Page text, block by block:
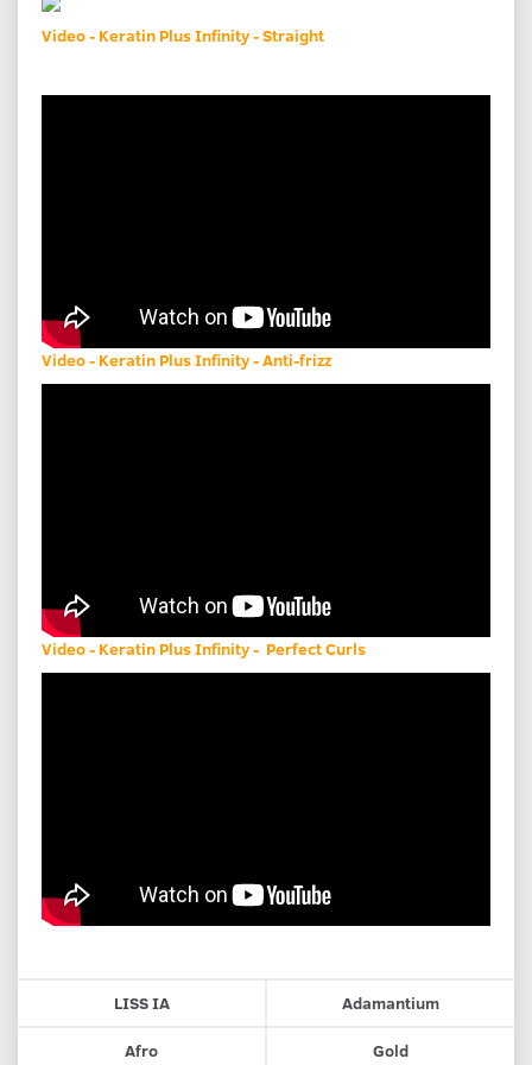
Video - Keratin Plus Infinity - Straight
Video - Keratin Plus Infinity - Anti-frizz
Video - Keratin Plus Infinity - Perfect Curls
LISS IA Adamantium
Afro Gold